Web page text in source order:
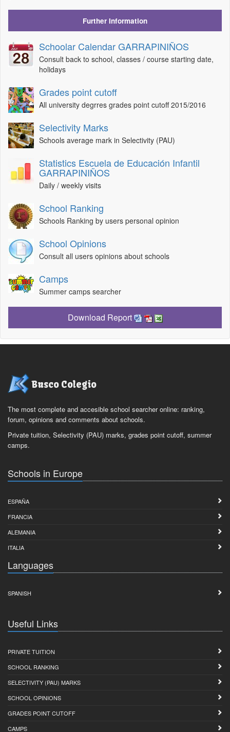
Further Information
Schoolar Calendar GARRAPINIÑOS
Consult back to school, classes / course starting date,
holidays
Grades point cutoff
All university degrres grades point cutoff 2015/2016
Selectivity Marks
Schools average mark in Selectivity (PAU)
Statistics Escuela de Educación Infantil
GARRAPINIÑOS
Daily / weekly visits
School Ranking
Schools Ranking by users personal opinion
School Opinions
Consult all users opinions about schools
Camps
Summer camps searcher
Download Report
Busco Colegio
The most complete and accesible school searcher online: ranking,
forum, opinions and comments about schools.
Private tuition, Selectivity (PAU) marks, grades point cutoff, summer
camps.
Schools in Europe
ESPAÑA
FRANCIA
ALEMANIA
ITALIA
Languages
SPANISH
Useful Links
PRIVATE TUITION
SCHOOL RANKING
SELECTIVITY (PAU) MARKS
SCHOOL OPINIONS
GRADES POINT CUTOFF
CAMPS